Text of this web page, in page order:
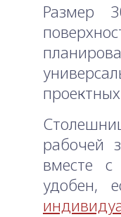
Размер
рабочей
вместе
удобен,